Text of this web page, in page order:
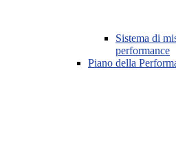
Sistema di
performance
Piano della